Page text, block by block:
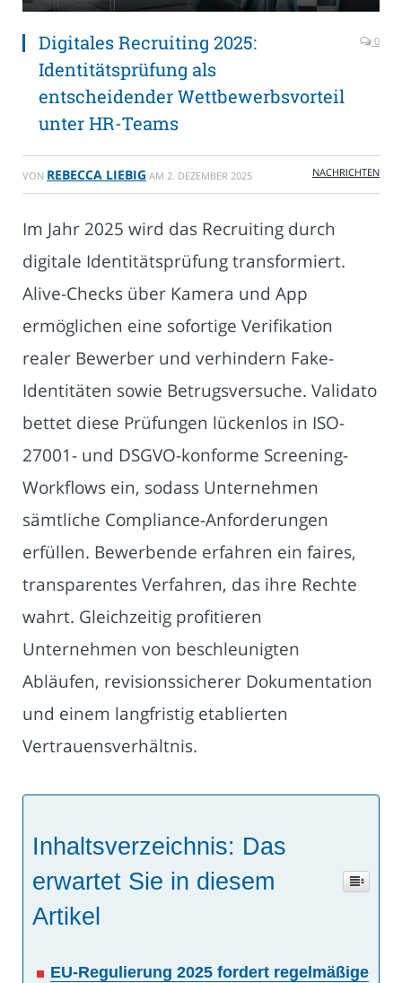
Digitales Recruiting 2025:
Identitätsprüfung als
entscheidender Wettbewerbsvorteil
unter HR-Teams
0
VON REBECCA LIEBIG AM 2. DEZEMBER 2025 NACHRICHTEN
Im Jahr 2025 wird das Recruiting durch
digitale Identitätsprüfung transformiert.
Alive-Checks über Kamera und App
ermöglichen eine sofortige Verifikation
realer Bewerber und verhindern Fake-
Identitäten sowie Betrugsversuche. Validato
bettet diese Prüfungen lückenlos in ISO-
27001- und DSGVO-konforme Screening-
Workflows ein, sodass Unternehmen
sämtliche Compliance-Anforderungen
erfüllen. Bewerbende erfahren ein faires,
transparentes Verfahren, das ihre Rechte
wahrt. Gleichzeitig profitieren
Unternehmen von beschleunigten
Abläufen, revisionssicherer Dokumentation
und einem langfristig etablierten
Vertrauensverhältnis.
Inhaltsverzeichnis: Das
erwartet Sie in diesem
Artikel
EU-Regulierung 2025 fordert regelmäßige